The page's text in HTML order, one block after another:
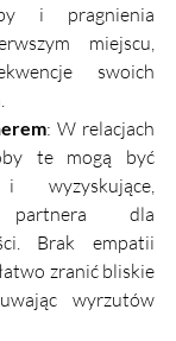
i pragnienia
miejscu,
swoich
: W relacjach
te mogą być
wyzyskujące,
partnera dla
Brak empatii
zranić bliskie
wyrzutów